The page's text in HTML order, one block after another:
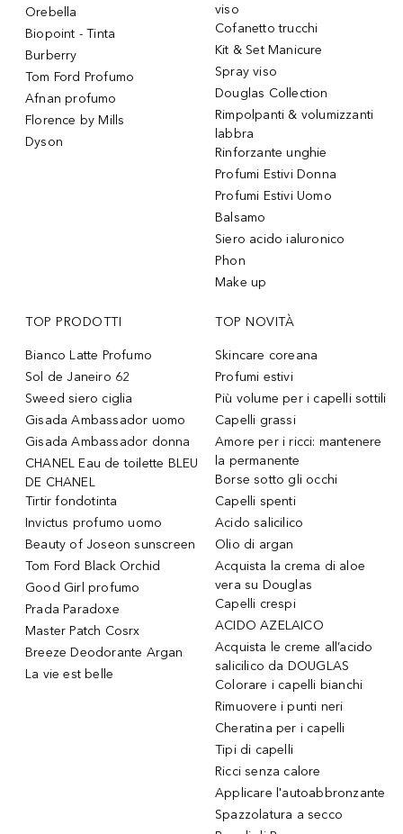
Orebella
Biopoint - Tinta
Burberry
Tom Ford Profumo
Afnan profumo
Florence by Mills
Dyson
viso
Cofanetto trucchi
Kit & Set Manicure
Spray viso
Douglas Collection
Rimpolpanti & volumizzanti
labbra
Rinforzante unghie
Profumi Estivi Donna
Profumi Estivi Uomo
Balsamo
Siero acido ialuronico
Phon
Make up
TOP PRODOTTI
Bianco Latte Profumo
Sol de Janeiro 62
Sweed siero ciglia
Gisada Ambassador uomo
Gisada Ambassador donna
CHANEL Eau de toilette BLEU
DE CHANEL
Tirtir fondotinta
Invictus profumo uomo
Beauty of Joseon sunscreen
Tom Ford Black Orchid
Good Girl profumo
Prada Paradoxe
Master Patch Cosrx
Breeze Deodorante Argan
La vie est belle
TOP NOVITÀ
Skincare coreana
Profumi estivi
Più volume per i capelli sottili
Capelli grassi
Amore per i ricci: mantenere
la permanente
Borse sotto gli occhi
Capelli spenti
Acido salicilico
Olio di argan
Acquista la crema di aloe
vera su Douglas
Capelli crespi
ACIDO AZELAICO
Acquista le creme all’acido
salicilico da DOUGLAS
Colorare i capelli bianchi
Rimuovere i punti neri
Cheratina per i capelli
Tipi di capelli
Ricci senza calore
Applicare l'autoabbronzante
Spazzolatura a secco